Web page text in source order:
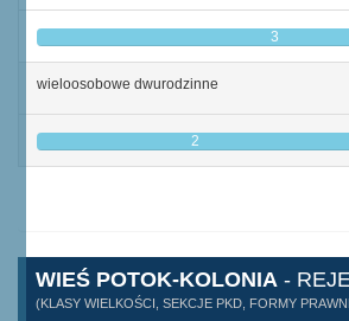
3
wieloosobowe dwurodzinne
2
WIEŚ POTOK-KOLONIA -
(KLASY WIELKOŚCI, SEKCJE PKD, FORMY